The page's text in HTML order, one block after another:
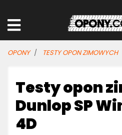
OPONY TESTY OPON ZIMOWYCH
Testy opon
Dunlop SP
4D